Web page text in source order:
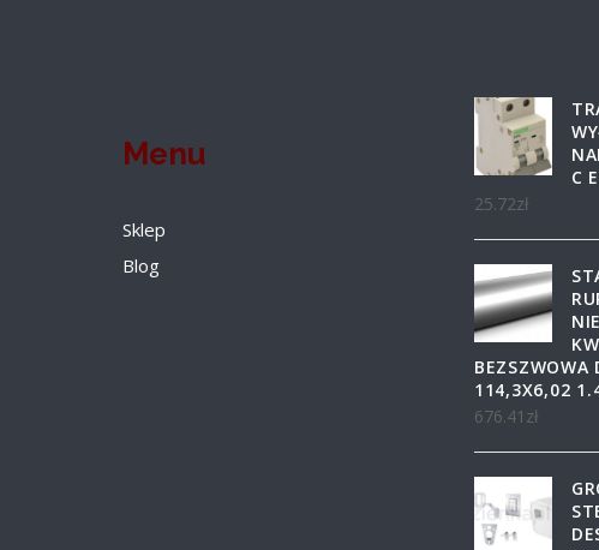
Menu
Sklep
Blog
C
25.72zł
BEZSZWOWA
114,3X6,02
676.41 zł